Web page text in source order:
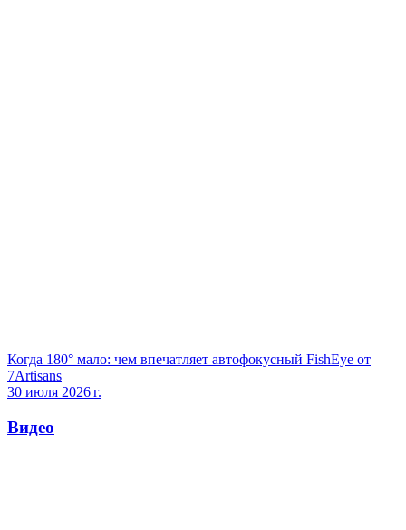
Когда 180° мало: чем впечатляет автофокусный FishEye от
7Artisans
30 июля 2026 г.
Видео